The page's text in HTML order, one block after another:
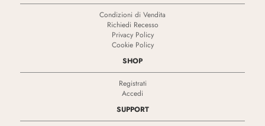
Condizioni di Vendita
Richiedi Recesso
Privacy Policy
Cookie Policy
SHOP
Registrati
Accedi
SUPPORT